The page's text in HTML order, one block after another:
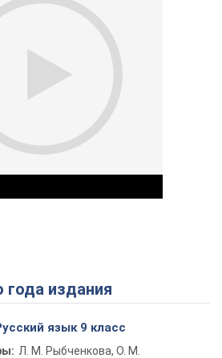
Play Video
года издания
язык 9 класс
Л. М. Рыбченкова, О. М.